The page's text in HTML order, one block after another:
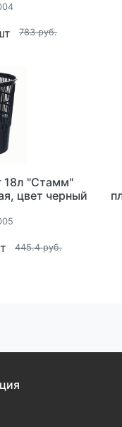
783 руб.
18л "Стамм"
цвет черный
445.4 руб.